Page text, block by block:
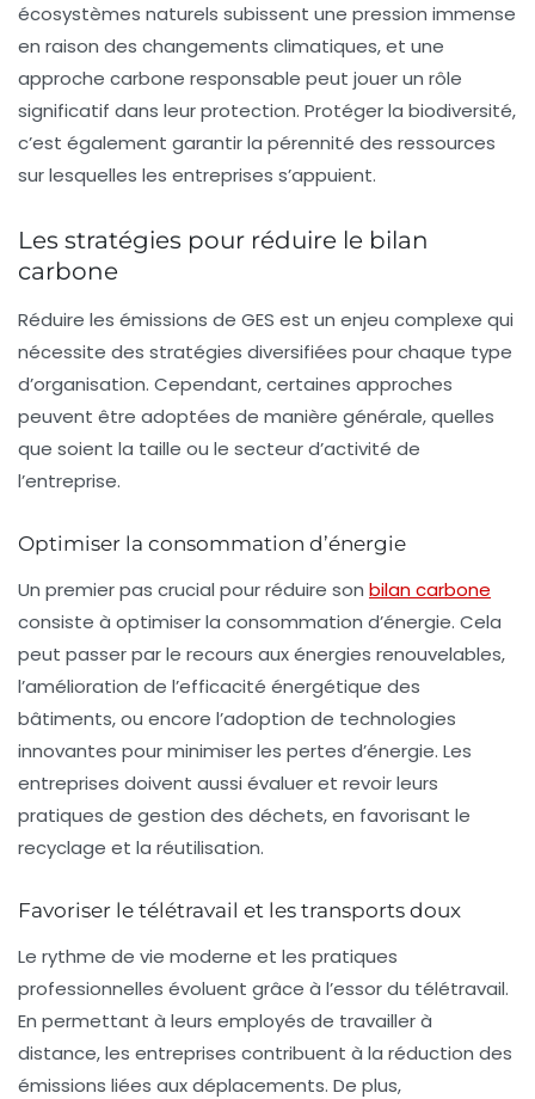
écosystèmes naturels subissent une pression immense
en raison des changements climatiques, et une
approche carbone responsable peut jouer un rôle
significatif dans leur protection. Protéger la biodiversité,
c’est également garantir la pérennité des ressources
sur lesquelles les entreprises s’appuient.
Les stratégies pour réduire le bilan
carbone
Réduire les émissions de GES est un enjeu complexe qui
nécessite des stratégies diversifiées pour chaque type
d’organisation. Cependant, certaines approches
peuvent être adoptées de manière générale, quelles
que soient la taille ou le secteur d’activité de
l’entreprise.
Optimiser la consommation d’énergie
Un premier pas crucial pour réduire son bilan carbone
consiste à optimiser la consommation d’énergie. Cela
peut passer par le recours aux énergies renouvelables,
l’amélioration de l’efficacité énergétique des
bâtiments, ou encore l’adoption de technologies
innovantes pour minimiser les pertes d’énergie. Les
entreprises doivent aussi évaluer et revoir leurs
pratiques de gestion des déchets, en favorisant le
recyclage et la réutilisation.
Favoriser le télétravail et les transports doux
Le rythme de vie moderne et les pratiques
professionnelles évoluent grâce à l’essor du télétravail.
En permettant à leurs employés de travailler à
distance, les entreprises contribuent à la réduction des
émissions liées aux déplacements. De plus,